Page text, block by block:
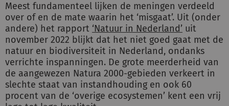
Meest fundamenteel lijken de meningen verdeeld
over of en de mate waarin het ‘misgaat’. Uit (onder
andere) het rapport ‘Natuur in Nederland’ uit
november 2022 blijkt dat het niet goed gaat met de
natuur en biodiversiteit in Nederland, ondanks
verrichte inspanningen. De grote meerderheid van
de aangewezen Natura 2000-gebieden verkeert in
slechte staat van instandhouding en ook 60
procent van de ‘overige ecosystemen’ kent een vrij